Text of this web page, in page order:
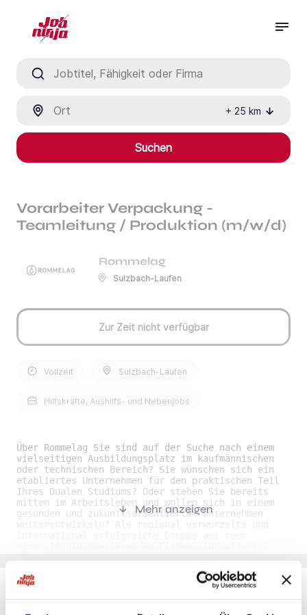
+ 25 km
Suchen
Vorarbeiter Verpackung -
Teamleitung / Produktion (m/w/d)
Rommelag
Sulzbach-Laufen
Zur Zeit nicht verfügbar
Vollzeit Sulzbach-Laufen
Hilfskräfte, Aushilfs- und Nebenjobs
Über Rommelag Sie sind auf der Suche nach einem
vielseitigen Ausbildungsplatz im kaufmännischen
oder technischen Bereich? Sie wünschen sich ein
etabliertes Unternehmen für den praktischen Teil
Ihres Dualen Studiums? Oder stehen Sie bereits
mitten im Arbeitsleben und wollen sich in einem
gesunden und zukunftsorientierten Unternehmen
Genauer gesagt sind wir Erfinder und
Weltmarktführer der BFS-Technologie und Spezialist
für vielfältigste Verpackungslösungen auf
Kunststoffbasis. An Standorten in Deutschland und
der Schweiz fertigen wir nahezu alles aus einer
Mehr anzeigen